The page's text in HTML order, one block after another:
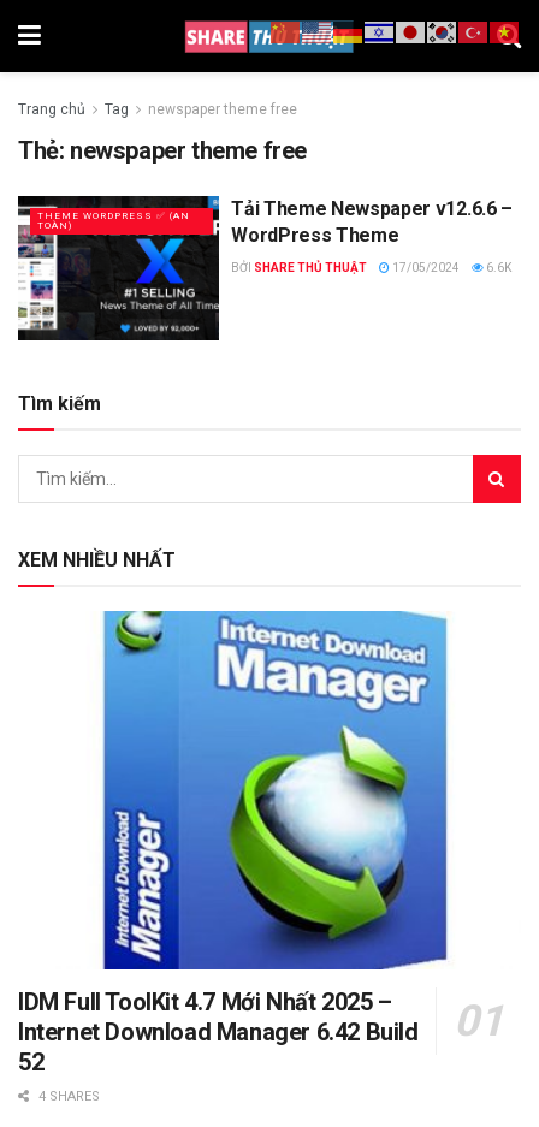
Trang chủ Tag newspaper theme free
Thẻ: newspaper theme free
THEME WORDPRESS ✅ (AN
TOÀN)
Tải Theme Newspaper v12.6.6 –
WordPress Theme
BỞI SHARE THỦ THUẬT 17/05/2024 6.6K
Tìm kiếm
XEM NHIỀU NHẤT
IDM Full ToolKit 4.7 Mới Nhất 2025 –
Internet Download Manager 6.42 Build
52
4 SHARES